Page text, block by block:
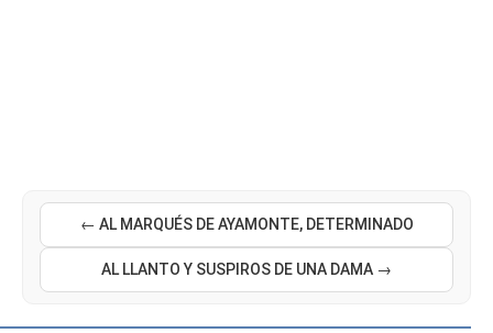
← AL MARQUÉS DE AYAMONTE, DETERMINADO
AL LLANTO Y SUSPIROS DE UNA DAMA →